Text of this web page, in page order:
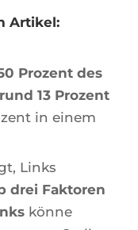
Artikel:
Prozent des
13 Prozent
in einem
Links
drei Faktoren
könne